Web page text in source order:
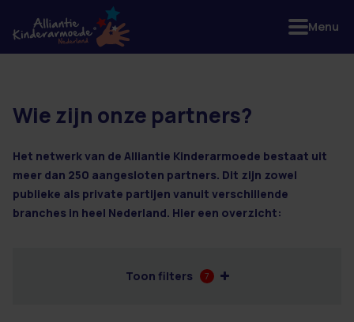
41 resultaten
Wie zijn onze partners?
Het netwerk van de Alliantie Kinderarmoede bestaat uit
meer dan 250 aangesloten partners. Dit zijn zowel
publieke als private partijen vanuit verschillende
branches in heel Nederland. Hier een overzicht:
Toon filters 7
Menu